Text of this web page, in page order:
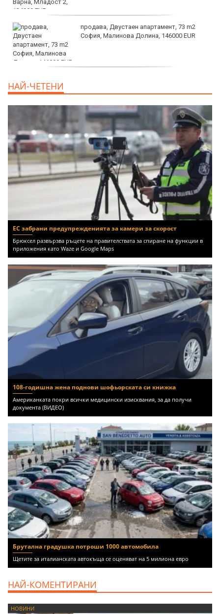
продава, Двустаен апартамент, 73 m2
София, Малинова Долина, 146000 EUR
НАЙ-ЧЕТЕНИ
ЕС забрани предупрежденията за камери за скорост
Брюксел развързва ръцете на правителствата за спиране на функции в
приложения като Waze и Google Maps
108-годишна жена поднови шофьорската си книжка
Американката покри всички медицински изисквания, за да получи
документа (ВИДЕО)
Брутална градушка потроши 1000 автомобила
Щетите за италианската автокъща се оценяват на 5 милиона евро
НАЙ-КОМЕНТИРАНИ
НОВИНИ